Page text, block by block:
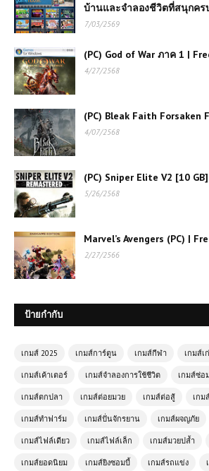
บ้านและจำลองชีวิตที่สนุกคร
7/03/2569
(PC) God of War ภาค 1 |
4/27/2568
(PC) Bleak Faith Forsaken
4/07/2568
(PC) Sniper Elite V2 [10
5/26/2568
Marvel’s Avengers (PC) |
2/27/2566
ป้ายกำกับ
เกมส์ 2025 เกมส์การ์ตูน เกมส์กีฬา เกมส์เ
เกมส์เค้าเตอร์ เกมส์จำลองการใช้ชีวิต เกมส์ซ่อ
เกมส์ตกปลา เกมส์ต่อยมวย เกมส์ต่อสู้ เกม
เกมส์ทำฟาร์ม เกมส์ปั่นจักรยาน เกมส์ผจญภัย
เกมส์ไฟล์เดียว เกมส์ไฟล์เล็ก เกมส์มวยปล้ำ
เกมส์ยอดนิยม เกมส์ยิงซอมบี้ เกมส์รถแข่ง
เกมส์ออนไลน์ Mafia Getaway Cars
ยานพาหนะคู่ใจของโลกใต้ดิน
เกมส์ออนไลน์ฟรี Tractor Farming
สมจริง
สนุกไม่รู้จบกับเกมงูออนไลน์สุดคลาส
🏎️ Grand Extreme Racing เกมแข่งร
ความเร็วสูง เกมออนไลน์สุดมันส์ เล่นฟ
ไม่ต้องดาวน์โหลด
Zombie Survival – เกมเอาชีวิตรอด
จากฝูงซอมบี้
Fighting 3.3 – เกมต่อสู้สุดมันส์ในโ
การ์ตูน